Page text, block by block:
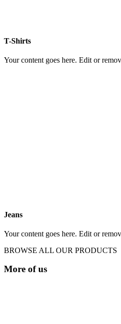
T-Shirts
Your content goes here. Edit or
Jeans
Your content goes here. Edit or
BROWSE ALL OUR PRODUCTS
More of us